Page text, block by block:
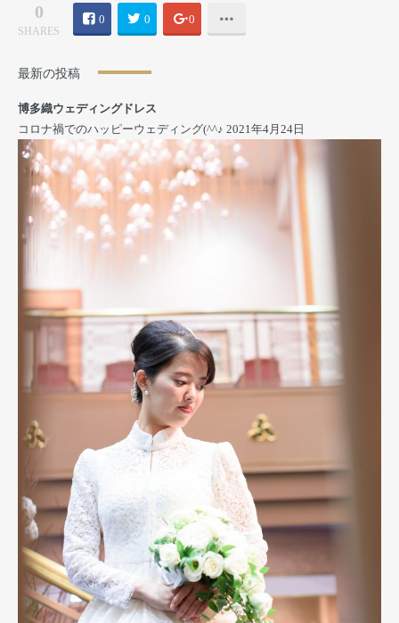
0
SHARES
0 0 0
最新の投稿
博多織ウェディングドレス
コロナ禍でのハッピーウェディング(^^♪ 2021年4月24日